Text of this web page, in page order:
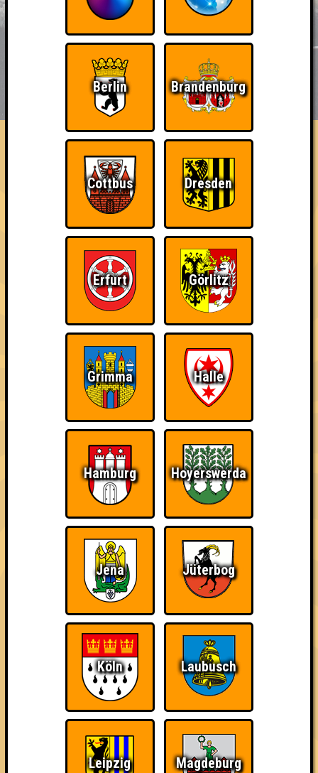
HIGHSCORE RESERVIERUNG
FAQ ÜBER UNS
Bertie Botts Brilliant Beans
Errungenschaften
Kleiner Hinweis: bei uns sind Teams, die in einem Stechen
verlieren, trotzdem auf dem 1. Platz - den haben sie sich
schließlich verdient! Entsprechend gibt es für diese auch
Errungenschaften für den 1. Platz.
Schon wieder zum
Wiederzehn macht
Quizveteran
Wir sind immer bei
Nerven aus Stahl
The Amount of
Teilnahmen is too
damn high
Ich war da, vor 3000
Da-Da Da! Da-Da Da! Teil der Oberschicht
Knapp daneben! So kurz vorm Sieg!
Berlin Brandenburg
Cottbus Dresden
Erfurt Görlitz
Grimma Halle
Hamburg Hoyerswerda
Jena Jüterbog
Köln Laubusch
Leipzig Magdeburg